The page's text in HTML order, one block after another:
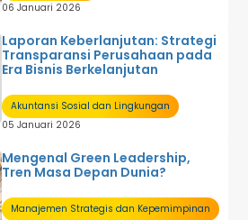
06 Januari 2026
Laporan Keberlanjutan: Strategi
Transparansi Perusahaan pada
Era Bisnis Berkelanjutan
Akuntansi Sosial dan Lingkungan
05 Januari 2026
Mengenal Green Leadership,
Tren Masa Depan Dunia?
Manajemen Strategis dan Kepemimpinan